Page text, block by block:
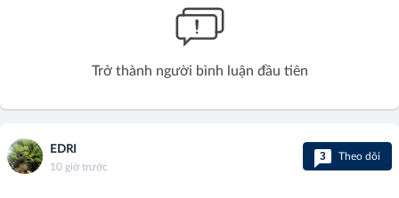
Trở thành người bình luận đầu tiên
EDRI
10 giờ trước
3 Theo dõi